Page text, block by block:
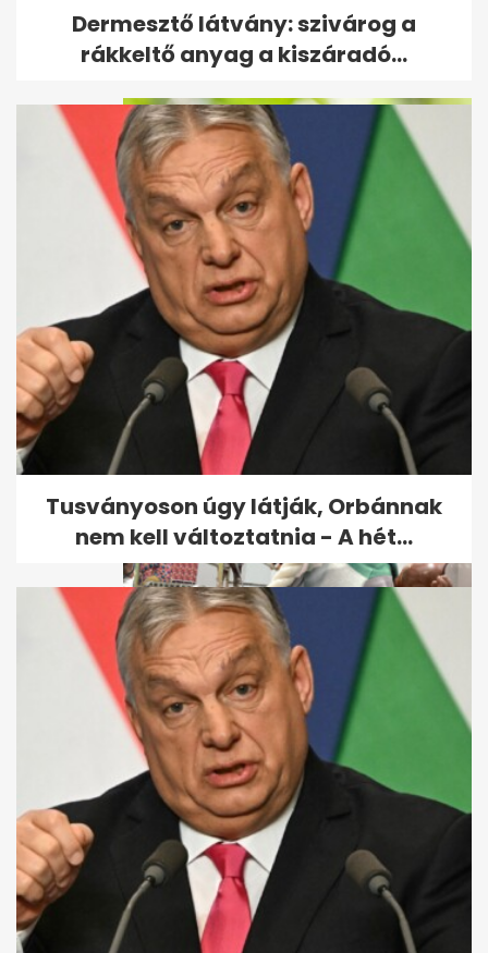
Bejelentette a Tisza: megvan,
ki lesz az új köztársasági elnök
Olcsó import dinnye: akár 135
forintos akciók nyomják le a
piacot
Velencei biennálé: pisis
meztelen néni és
kölcsönbabák,...
Dermesztő látvány: szivárog a
rákkeltő anyag a kiszáradó...
Tusványoson úgy látják, Orbánnak
nem kell változtatnia - A hét...